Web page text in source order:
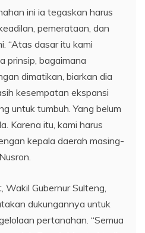
ini ia tegaskan harus
pemerataan, dan
“Atas dasar itu kami
prinsip, bagaimana
dimatikan, biarkan dia
kesempatan ekspansi
untuk tumbuh. Yang belum
Karena itu, kami harus
kepala daerah masing-
Gubernur Sulteng,
dukungannya untuk
pertanahan. “Semua